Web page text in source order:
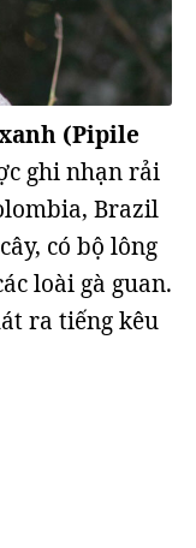
(Pipile
ghi nhạn rải
Brazil
có bộ lông
loài gà guan.
ra tiếng kêu